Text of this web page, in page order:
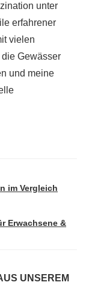
unter
erfahrener
vielen
Gewässer
und meine
im Vergleich
Erwachsene &
UNSEREM